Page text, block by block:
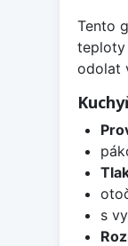
Tento
teploty
odolat
s